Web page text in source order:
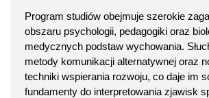
Program studiów obejmuje szerokie
obszaru psychologii, pedagogiki oraz
medycznych podstaw wychowania.
metody komunikacji alternatywnej oraz
techniki wspierania rozwoju, co daje im
fundamenty do interpretowania zjawisk